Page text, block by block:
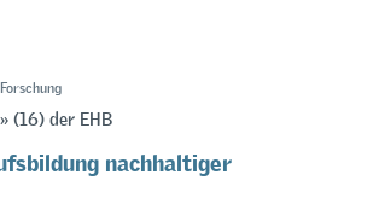
Forschung
(16) der EHB
nachhaltiger